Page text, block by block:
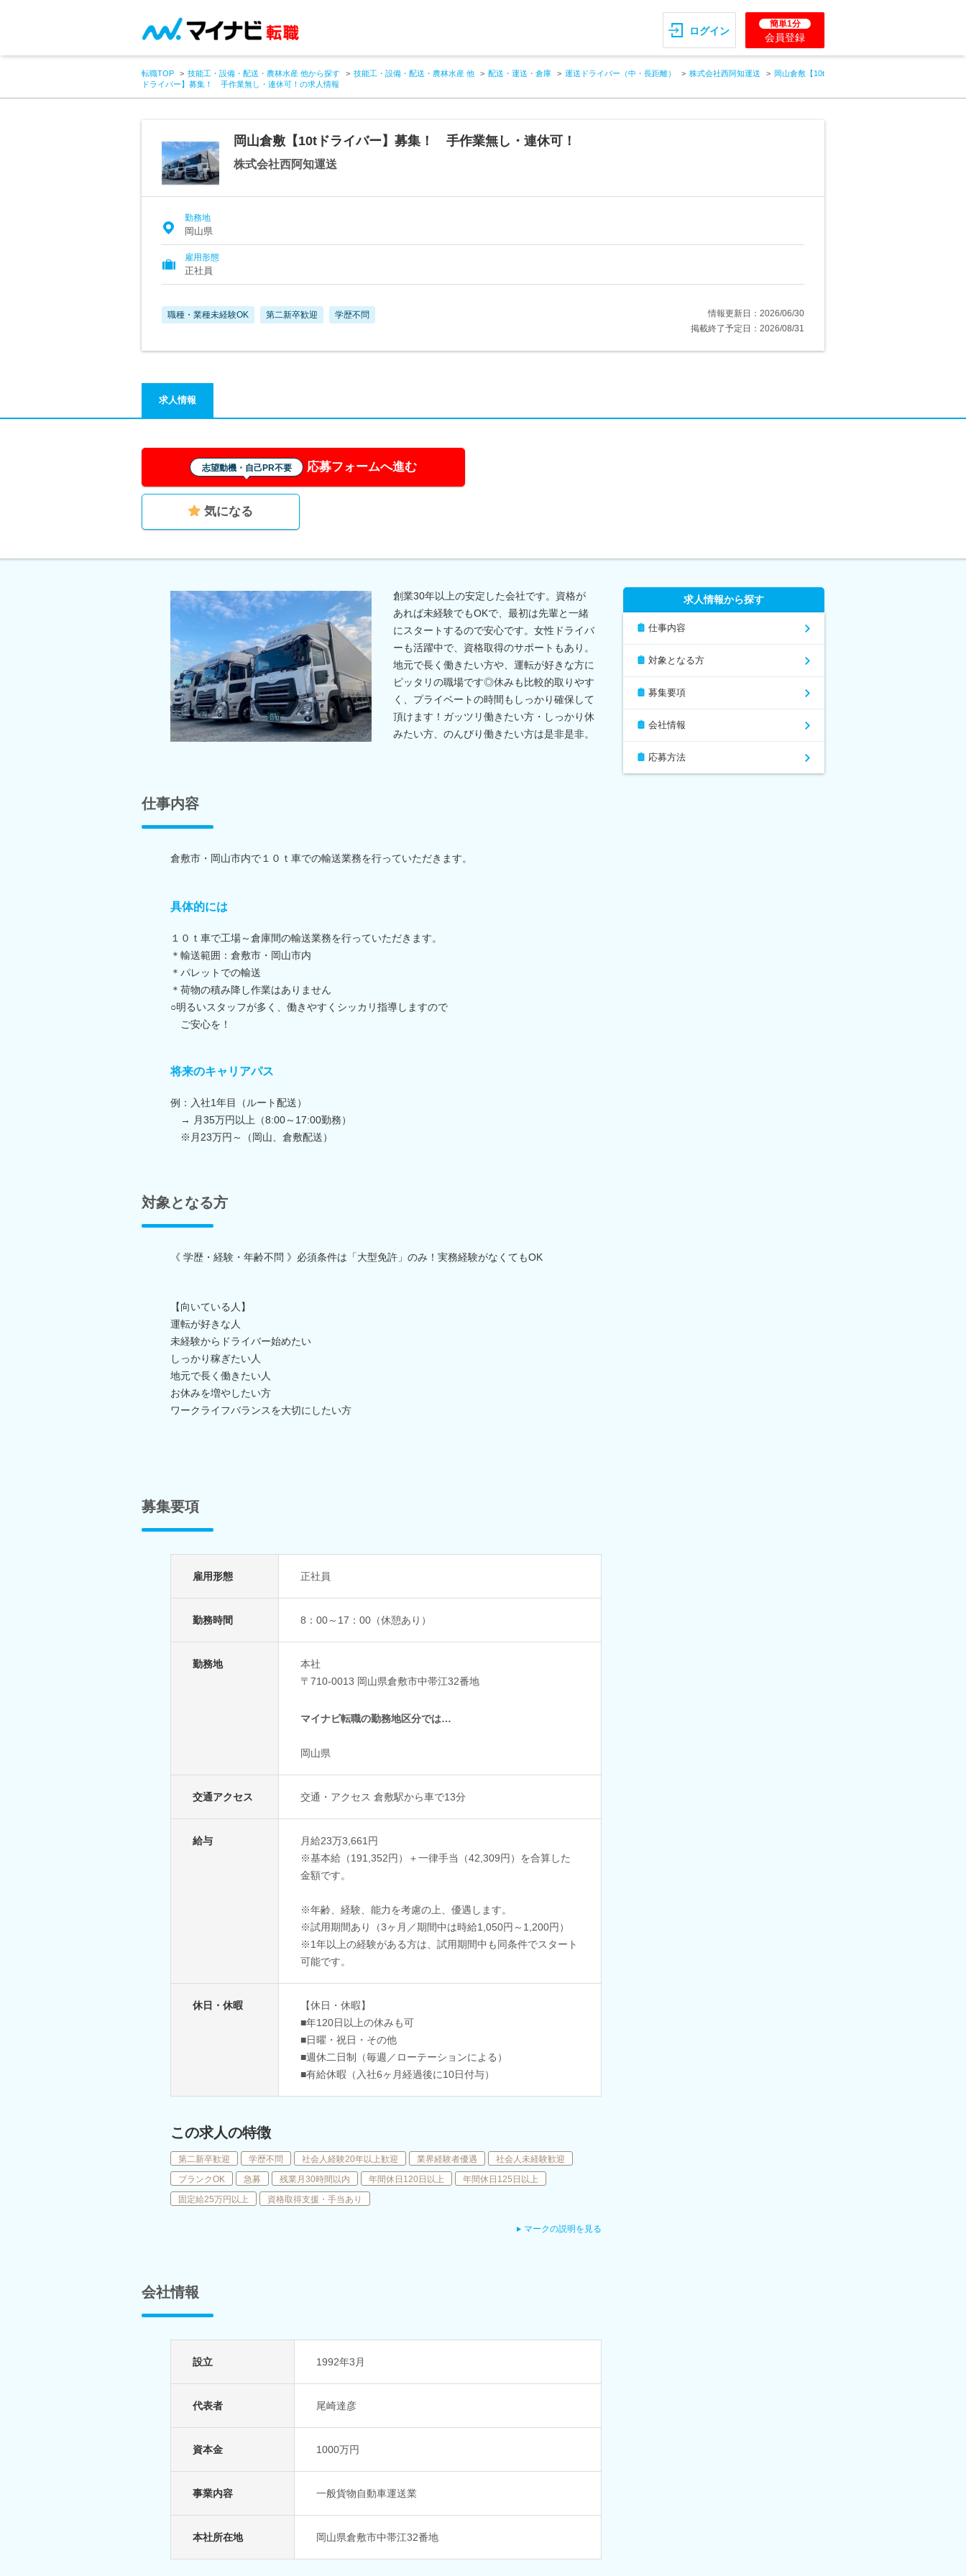
ログイン
簡単1分
会員登録
転職TOP 技能工・設備・配送・農林水産 他から探す 技能工・設備・配送・農林水産 他 配送・運送・倉庫 運送ドライバー（中・長距離） 株式会社西阿知運送
岡山倉敷【10t
ドライバー】募集！ 手作業無し・連休可！の求人情報
岡山倉敷【10tドライバー】募集！ 手作業無し・連休可！
株式会社西阿知運送
勤務地
岡山県
雇用形態
正社員
職種・業種未経験OK 第二新卒歓迎 学歴不問
情報更新日：2026/06/30
掲載終了予定日：2026/08/31
求人情報
志望動機・自己PR不要 応募フォームへ進む
気になる
創業30年以上の安定した会社です。資格が
あれば未経験でもOKで、最初は先輩と一緒
にスタートするので安心です。女性ドライバ
ーも活躍中で、資格取得のサポートもあり。
地元で長く働きたい方や、運転が好きな方に
ピッタリの職場です◎休みも比較的取りやす
く、プライベートの時間もしっかり確保して
頂けます！ガッツリ働きたい方・しっかり休
みたい方、のんびり働きたい方は是非是非。
仕事内容
倉敷市・岡山市内で１０ｔ車での輸送業務を行っていただきます。
具体的には
１０ｔ車で工場～倉庫間の輸送業務を行っていただきます。
＊輸送範囲：倉敷市・岡山市内
＊パレットでの輸送
＊荷物の積み降し作業はありません
○明るいスタッフが多く、働きやすくシッカリ指導しますので
ご安心を！
将来のキャリアパス
例：入社1年目（ルート配送）
→ 月35万円以上（8:00～17:00勤務）
※月23万円～（岡山、倉敷配送）
対象となる方
《 学歴・経験・年齢不問 》必須条件は「大型免許」のみ！実務経験がなくてもOK
【向いている人】
運転が好きな人
未経験からドライバー始めたい
しっかり稼ぎたい人
地元で長く働きたい人
お休みを増やしたい方
ワークライフバランスを大切にしたい方
募集要項
雇用形態 正社員
勤務時間 8：00～17：00（休憩あり）
勤務地
本社
〒710-0013 岡山県倉敷市中帯江32番地
マイナビ転職の勤務地区分では…
岡山県
交通アクセス 交通・アクセス 倉敷駅から車で13分
給与
月給23万3,661円
※基本給（191,352円）＋一律手当（42,309円）を合算した
金額です。
※年齢、経験、能力を考慮の上、優遇します。
※試用期間あり（3ヶ月／期間中は時給1,050円～1,200円）
※1年以上の経験がある方は、試用期間中も同条件でスタート
可能です。
休日・休暇
【休日・休暇】
■年120日以上の休みも可
■日曜・祝日・その他
■週休二日制（毎週／ローテーションによる）
■有給休暇（入社6ヶ月経過後に10日付与）
この求人の特徴
第二新卒歓迎 学歴不問 社会人経験20年以上歓迎 業界経験者優遇
社会人未経験歓迎
ブランクOK
急募 残業月30時間以内 年間休日120日以上
年間休日125日以上
固定給25万円以上
資格取得支援・手当あり
マークの説明を見る
会社情報
設立 1992年3月
代表者 尾崎達彦
資本金 1000万円
事業内容 一般貨物自動車運送業
本社所在地 岡山県倉敷市中帯江32番地
求人情報から探す
仕事内容
対象となる方
募集要項
会社情報
応募方法